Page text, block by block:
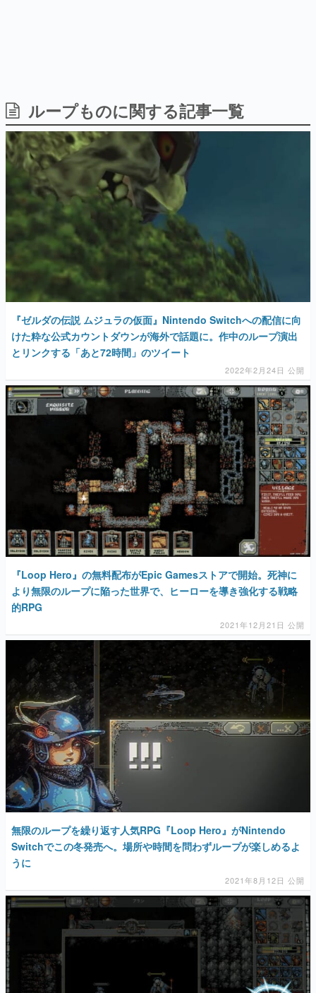
日本のモバイルゲーム史における主要なトピック・タイト
ルを網羅するほか、開発者へのインタビューや識者による
解説を掲載。約20年の歴史が一望できる決定版！
若ゲのいたり〜ゲームクリエイターの青春〜
『うつヌケ』『ペンと箸』等で知られるマンガ家・田中圭
一先生によるゲーム業界レポートマンガです。
なんでゲームは面白い？
ゲーム開発者・hamatsu氏がゲームの魅力を画面や操作の
具体的な形から解き明かしていく、硬派で骨太な評論連載
です。
ゲームが変えた日本語
「経験値」「裏技」「ラスボス」… ゲームにまつわる言葉
の起源や用法の変遷を、コンピューター文化史研究家・タ
イニーP氏が徹底調査。
カテゴリ
特集記事
マンガ
女性向け
その他
電ファミニコゲーマーとは？
運営：株式会社マレ
『ゼルダの伝説 ムジュラの仮面』Nintendo Switchへの配信に向
けた粋な公式カウントダウンが海外で話題に。作中のループ演出
とリンクする「あと72時間」のツイート
2022年2月24日 公開
『Loop Hero』の無料配布がEpic Gamesストアで開始。死神に
より無限のループに陥った世界で、ヒーローを導き強化する戦略
的RPG
2021年12月21日 公開
無限のループを繰り返す人気RPG『Loop Hero』がNintendo
Switchでこの冬発売へ。場所や時間を問わずループが楽しめるよ
うに
2021年8月12日 公開